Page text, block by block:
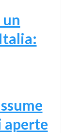
un
aperte